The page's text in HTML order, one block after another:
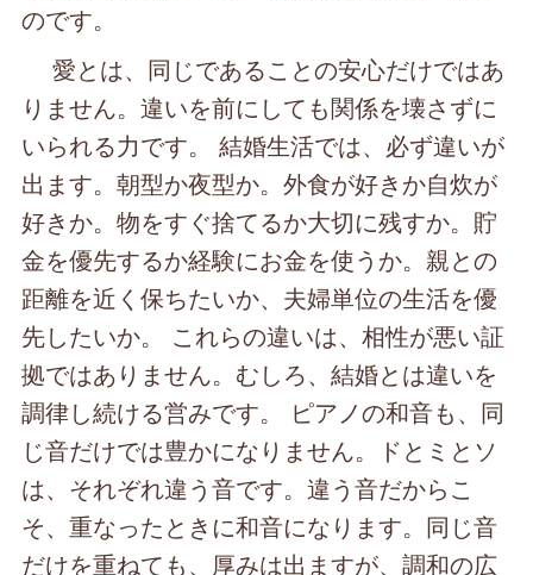
のです。
愛とは、同じであることの安心だけではあ
りません。違いを前にしても関係を壊さずに
いられる力です。 結婚生活では、必ず違いが
出ます。朝型か夜型か。外食が好きか自炊が
好きか。物をすぐ捨てるか大切に残すか。貯
金を優先するか経験にお金を使うか。親との
距離を近く保ちたいか、夫婦単位の生活を優
先したいか。 これらの違いは、相性が悪い証
拠ではありません。むしろ、結婚とは違いを
調律し続ける営みです。 ピアノの和音も、同
じ音だけでは豊かになりません。ドとミとソ
は、それぞれ違う音です。違う音だからこ
そ、重なったときに和音になります。同じ音
だけを重ねても、厚みは出ますが、調和の広